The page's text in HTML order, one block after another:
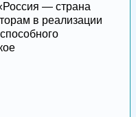
— страна
в реализации